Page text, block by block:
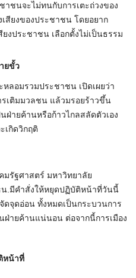
ชนจะไม่ทนกับการเตะถ่วงของ
สียงของประชาชน โดยอยาก
งประชาชน เลือกตั้งไม่เป็นธรรม
ยขั้ว
ลอมรวมประชาชน เปิดเผยว่า
เติมมวลชน แล้วมรอยร้าวขึ้น
ฝ่ายค้านหรือก้าวไกลสลัดตัวเอง
เกิดวิกฤติ
มรัฐศาสตร์ มหาวิทยาลัย
น.มีคำสั่งให้หยุดปฏิบัติหน้าที่วันนี้
ดจุดอ่อน ทั้งหมดเป็นกระบวนการ
ฝ่ายค้านแน่นอน ต่อจากนี้การเมือง
หน้าที่